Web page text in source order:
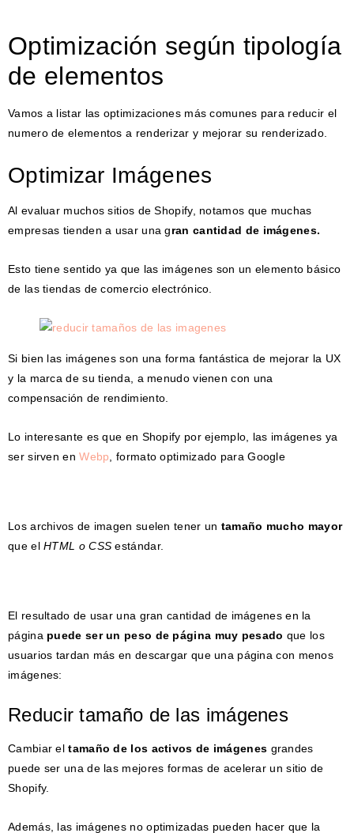
Optimización según tipología
de elementos
Vamos a listar las optimizaciones más comunes para reducir el
numero de elementos a renderizar y mejorar su renderizado.
Optimizar Imágenes
Al evaluar muchos sitios de Shopify, notamos que muchas
empresas tienden a usar una gran cantidad de imágenes.
Esto tiene sentido ya que las imágenes son un elemento básico
de las tiendas de comercio electrónico.
Si bien las imágenes son una forma fantástica de mejorar la UX
y la marca de su tienda, a menudo vienen con una
compensación de rendimiento.
Lo interesante es que en Shopify por ejemplo, las imágenes ya
ser sirven enWebp , formato optimizado para Google
Los archivos de imagen suelen tener un tamaño mucho mayor
que elHTML o CSS estándar.
El resultado de usar una gran cantidad de imágenes en la
página puede ser un peso de página muy pesado que los
usuarios tardan más en descargar que una página con menos
imágenes:
Reducir tamaño de las imágenes
Cambiar eltamaño de los activos de imágenes grandes
puede ser una de las mejores formas de acelerar un sitio de
Shopify.
Además, las imágenes no optimizadas pueden hacer que la